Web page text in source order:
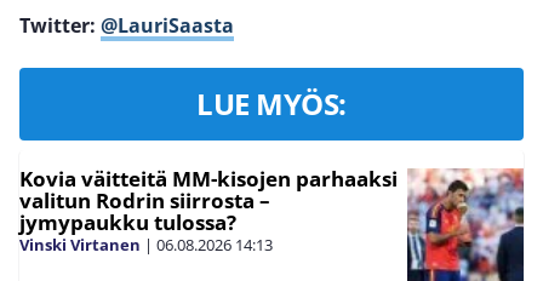
Twitter: @LauriSaasta
LUE MYÖS:
Kovia väitteitä MM-kisojen parhaaksi
valitun Rodrin siirrosta –
jymypaukku tulossa?
Vinski Virtanen | 06.08.2026 14:13